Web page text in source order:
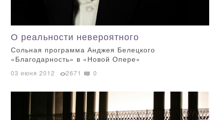
О реальности невероятного
Сольная программа Анджея Белецкого
«Благодарность» в «Новой Опере»
03 июня 2012 2671 0